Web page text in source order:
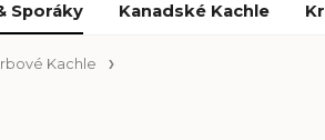
Sporáky Kanadské Kachle
Kachle